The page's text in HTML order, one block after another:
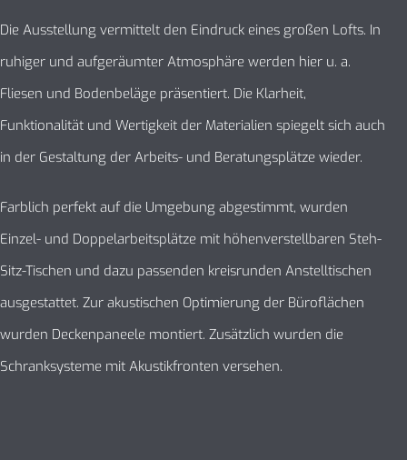
Die Ausstellung vermittelt den Eindruck eines großen Lofts. In
ruhiger und aufgeräumter Atmosphäre werden hier u. a.
Fliesen und Bodenbeläge präsentiert. Die Klarheit,
Funktionalität und Wertigkeit der Materialien spiegelt sich auch
in der Gestaltung der Arbeits- und Beratungsplätze wieder.
Farblich perfekt auf die Umgebung abgestimmt, wurden
Einzel- und Doppelarbeitsplätze mit höhenverstellbaren Steh-
Sitz-Tischen und dazu passenden kreisrunden Anstelltischen
ausgestattet. Zur akustischen Optimierung der Büroflächen
wurden Deckenpaneele montiert. Zusätzlich wurden die
Schranksysteme mit Akustikfronten versehen.